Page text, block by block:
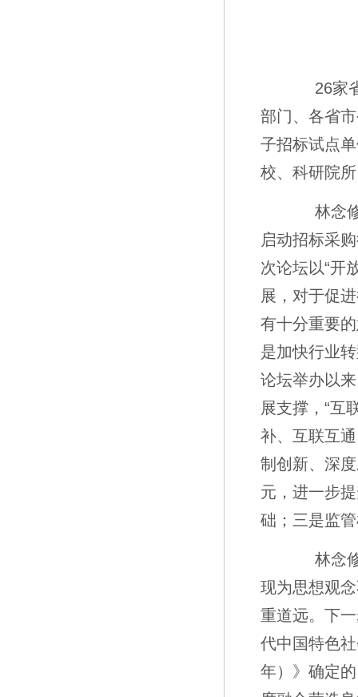
26家省
部门、各省
子招标试点
校、科研院
林念修
启动招标采
次论坛以“开
展，对于促
有十分重要
是加快行业
论坛举办以
展支撑，“互
补、互联互
制创新、深
元，进一步
础；三是监
林念修
现为思想观
重道远。下
代中国特色
年）》确定